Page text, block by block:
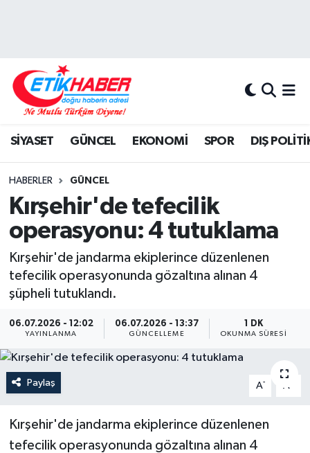
SİYASET GÜNCEL EKONOMİ SPOR DIŞ
HABERLER GÜNCEL
Kırşehir'de tefecilik
operasyonu: 4 tutuklama
Kırşehir'de jandarma ekiplerince düzenlenen
tefecilik operasyonunda gözaltına alınan 4
şüpheli tutuklandı.
06.07.2026 - 12:02
YAYINLANMA
06.07.2026 - 13:37
GÜNCELLEME
1 DK
OKUNMA SÜRESI
Paylaş A- A
Kırşehir'de jandarma ekiplerince düzenlenen
tefecilik operasyonunda gözaltına alınan 4
DIŞ POLİTİKA
EKONOMİ
KÖŞE YAZILARI
KÜLTÜR-SANAT-MAGAZİN
MEDYA
ÖZEL HABER
RÖPORTAJLAR
SİYASET
Hava Durumu
Süper Lig Puan Durumu ve Fikstür
Tüm Manşetler
Son Dakika Haberleri
Haber Arşivi